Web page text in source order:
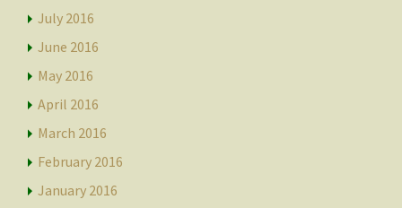
July 2016
June 2016
May 2016
April 2016
March 2016
February 2016
January 2016